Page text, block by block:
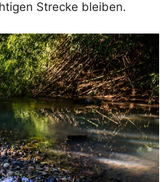
Strecke bleiben.